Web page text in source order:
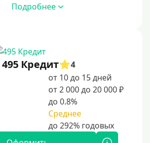
Подробнее
495 Кредит
4
от 10 до 15 дней
от 2 000 до 20 000 ₽
до 0.8%
Среднее